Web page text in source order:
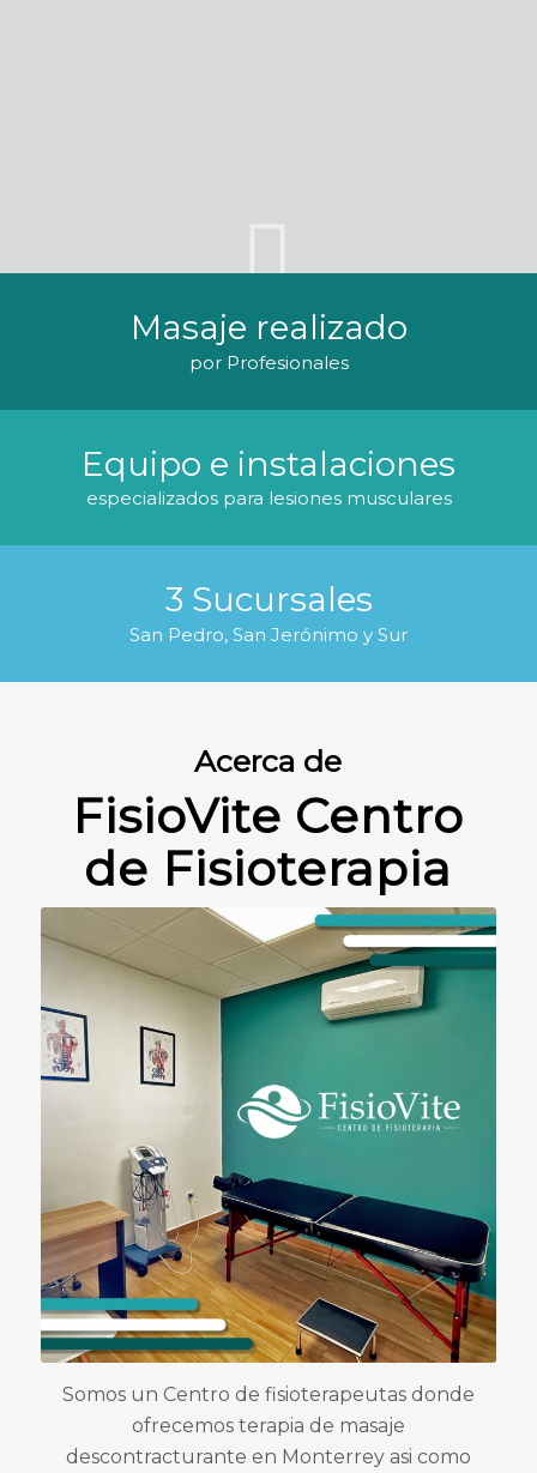
Masaje realizado
por Profesionales
Equipo e instalaciones
especializados para lesiones musculares
3 Sucursales
San Pedro, San Jerónimo y Sur
Acerca de
FisioVite Centro
de Fisioterapia
Somos un Centro de fisioterapeutas donde
ofrecemos terapia de masaje
descontracturante en Monterrey asi como